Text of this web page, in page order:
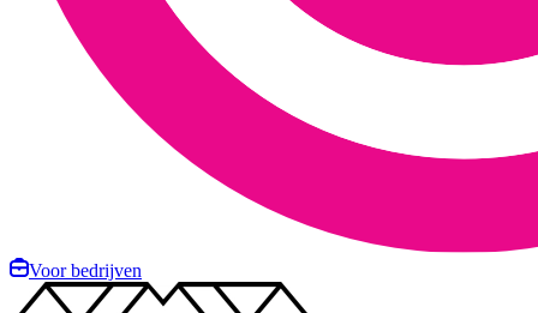
Voor bedrijven